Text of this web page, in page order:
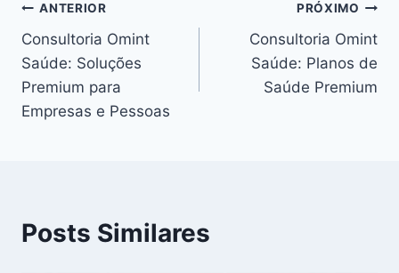
ANTERIOR
Consultoria Omint
Saúde: Soluções
Premium para
Empresas e Pessoas
PRÓXIMO
Consultoria Omint
Saúde: Planos de
Saúde Premium
Posts Similares